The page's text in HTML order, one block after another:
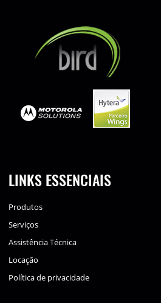
LINKS ESSENCIAIS
Produtos
Serviços
Assistência Técnica
Locação
Política de privacidade